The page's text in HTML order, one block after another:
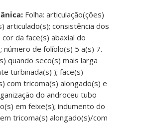
Folha: articulação(ções)
articulado(s); consistência dos
da face(s) abaxial do
número de folíolo(s) 5 a(s) 7.
quando seco(s) mais larga
turbinada(s) ); face(s)
com tricoma(s) alongado(s) e
do androceu tubo
em feixe(s); indumento do
tricoma(s) alongado(s)/com